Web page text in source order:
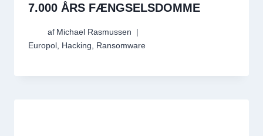
7.000 ÅRS FÆNGSELSDOMME
af Michael Rasmussen
Europol Hacking Ransomware